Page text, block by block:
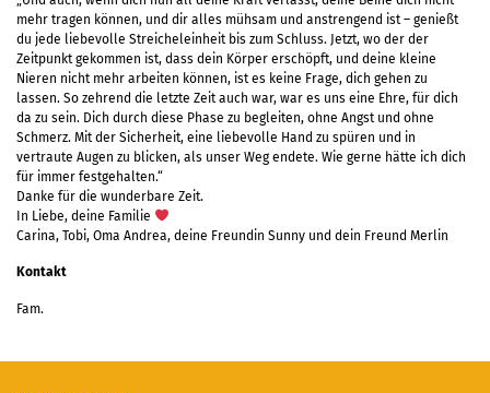
mehr tragen können, und dir alles mühsam und anstrengend ist – genießt
du jede liebevolle Streicheleinheit bis zum Schluss. Jetzt, wo der der
Zeitpunkt gekommen ist, dass dein Körper erschöpft, und deine kleine
Nieren nicht mehr arbeiten können, ist es keine Frage, dich gehen zu
lassen. So zehrend die letzte Zeit auch war, war es uns eine Ehre, für dich
da zu sein. Dich durch diese Phase zu begleiten, ohne Angst und ohne
Schmerz. Mit der Sicherheit, eine liebevolle Hand zu spüren und in
vertraute Augen zu blicken, als unser Weg endete. Wie gerne hätte ich dich
für immer festgehalten.“
Danke für die wunderbare Zeit.
In Liebe, deine Familie
Carina, Tobi, Oma Andrea, deine Freundin Sunny und dein Freund Merlin
Kontakt
Fam.